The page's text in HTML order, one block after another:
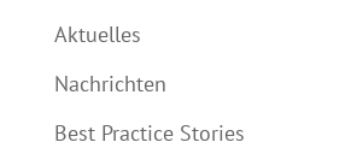
Aktuelles
Nachrichten
Best Practice Stories